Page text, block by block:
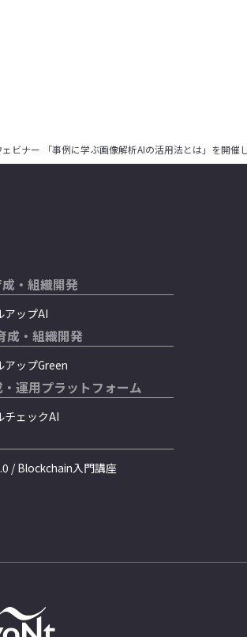
ビナー 「事例に学ぶ画像解析AIの活用法とは」を開催
・組織開発
アップAI
成・組織開発
アップGreen
運用プラットフォーム
チェックAI
/ Blockchain入門講座